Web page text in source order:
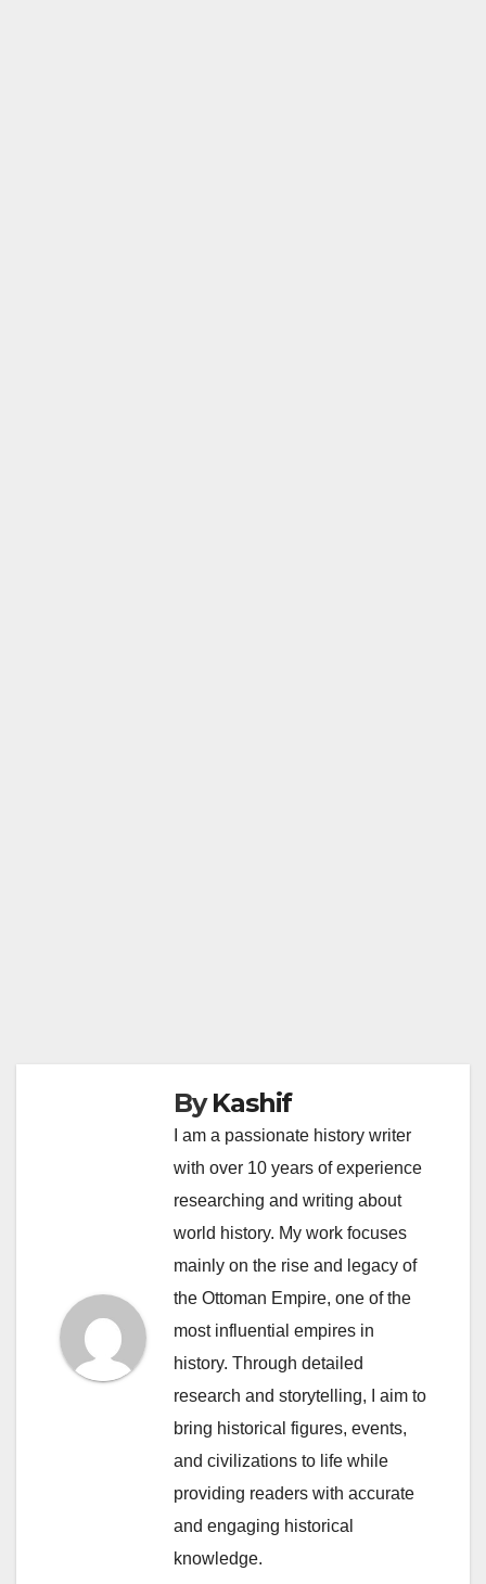
ByKashif
I am a passionate history writer
with over 10 years of experience
researching and writing about
world history. My work focuses
mainly on the rise and legacy of
the Ottoman Empire, one of the
most influential empires in
history. Through detailed
research and storytelling, I aim to
bring historical figures, events,
and civilizations to life while
providing readers with accurate
and engaging historical
knowledge.